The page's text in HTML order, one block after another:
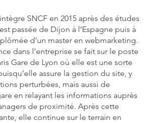
SNCF en 2015 après des études
passée de Dijon à l’Espagne puis à
d’un master en webmarketing.
dans l’entreprise se fait sur le poste
Gare de Lyon où elle est une sorte
assure la gestion du site, y
perturbées, mais aussi de
en relayant les informations auprès
de proximité. Après cette
elle continue sur le terrain en